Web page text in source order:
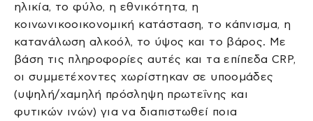
ηλικία, το φύλο, η εθνικότητα, η
κοινωνικοοικονομική κατάσταση, το κάπνισμα, η
κατανάλωση αλκοόλ, το ύψος και το βάρος. Με
βάση τις πληροφορίες αυτές και τα επίπεδα CRP,
οι συμμετέχοντες χωρίστηκαν σε υποομάδες
(υψηλή/χαμηλή πρόσληψη πρωτεΐνης και
φυτικών ινών) για να διαπιστωθεί ποια